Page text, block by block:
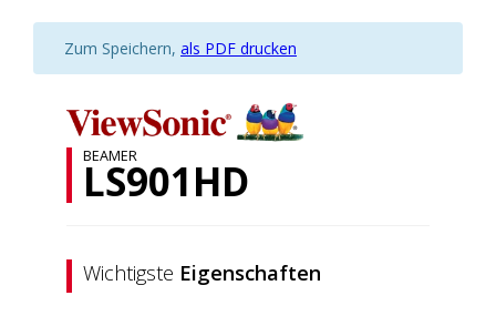
Zum Speichern, als PDF drucken
BEAMER
LS901HD
Wichtigste Eigenschaften